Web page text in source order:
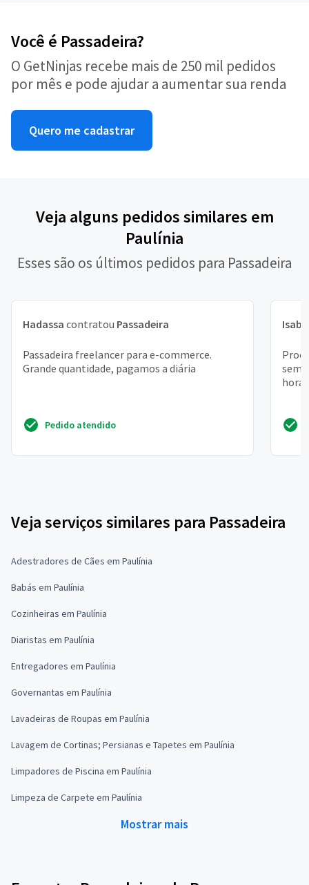
Você é Passadeira?
O GetNinjas recebe mais de 250 mil pedidos
por mês e pode ajudar a aumentar sua renda
Quero me cadastrar
Veja alguns pedidos similares em
Paulínia
Esses são os últimos pedidos para Passadeira
Hadassa contratou Passadeira
Passadeira freelancer para e-commerce.
Grande quantidade, pagamos a diária
Pedido atendido
Veja serviços similares para Passadeira
Adestradores de Cães em Paulínia
Babás em Paulínia
Cozinheiras em Paulínia
Diaristas em Paulínia
Entregadores em Paulínia
Governantas em Paulínia
Lavadeiras de Roupas em Paulínia
Lavagem de Cortinas; Persianas e Tapetes em Paulínia
Limpadores de Piscina em Paulínia
Limpeza de Carpete em Paulínia
Mostrar mais